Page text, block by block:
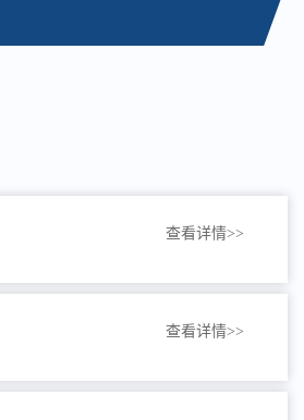
查看详情>>
查看详情>>